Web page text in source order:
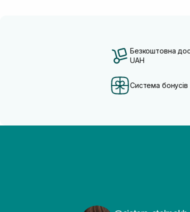
Безкоштовна
UAH
Система бонусів